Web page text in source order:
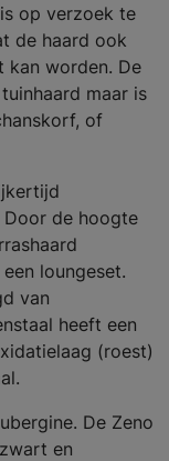
op verzoek te
de haard ook
kan worden. De
maar is
of
Door de hoogte
loungeset.
van
heeft een
(roest)
De Zeno
en